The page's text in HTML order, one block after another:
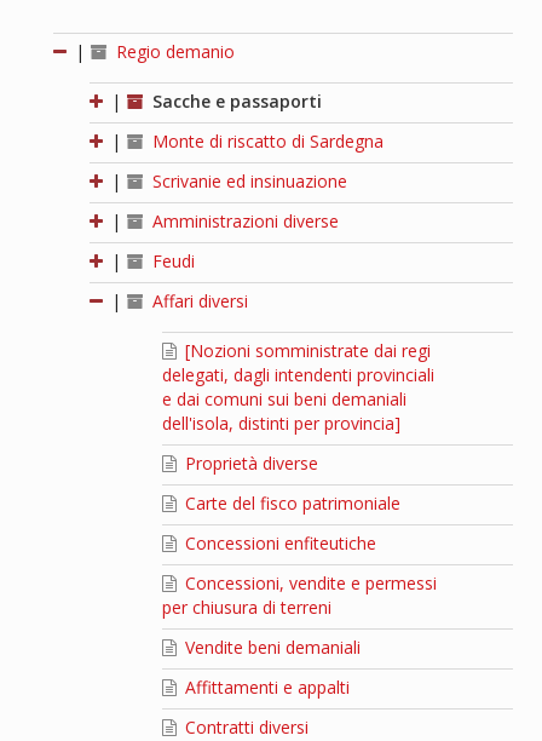
| Regio demanio
|
Sacche e passaporti
|
Monte di riscatto di Sardegna
|
Scrivanie ed insinuazione
|
Amministrazioni diverse
|
Feudi
|
Affari diversi
[Nozioni somministrate dai regi
delegati, dagli intendenti provinciali
e dai comuni sui beni demaniali
dell'isola, distinti per provincia]
Proprietà diverse
Carte del fisco patrimoniale
Concessioni enfiteutiche
Concessioni, vendite e permessi
per chiusura di terreni
Vendite beni demaniali
Affittamenti e appalti
Contratti diversi